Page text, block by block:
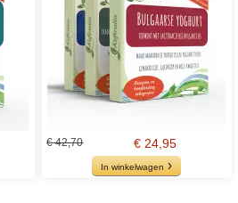
€ 42,70 € 24,95
In winkelwagen